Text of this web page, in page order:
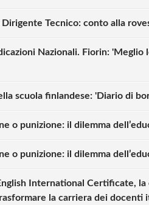
Tecnico: conto alla
Nazionali. Fiorin: 'Meglio
scuola finlandese: 'Diario di
o punizione: il dilemma
o punizione: il dilemma
International Certificate,
la carriera dei docenti
registrati possono